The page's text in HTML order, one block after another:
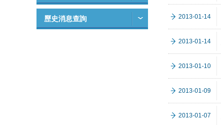
歷史消息查詢 2013-01-14
2013-01-14
2013-01-10
2013-01-09
2013-01-07